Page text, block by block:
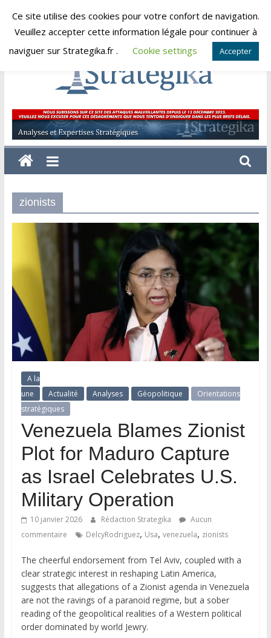
Skip
jeudi, août 6, 2026
Strategika
Expertise
et
Analyses
zionists
A la
une
Actualité Analyses Géopolitique
Orientations
stratégiques
Venezuela Blames Zionist
Plot for Maduro Capture
as Israel Celebrates U.S.
Military Operation
10 janvier 2026 Rédaction Strategika
Aucun
commentaire
DelcyRodriguez, Usa, venezuela, zionists
The cheerful endorsement from Tel Aviv, coupled with a
clear strategic interest in reshaping Latin America,
suggests that allegations of a Zionist agenda in Venezuela
are not the ravings of a paranoid regime, but a sober
reading of the geopolitical realities of a Western political
order dominated by world Jewry.
Ce site utilise des cookies pour votre confort de navigation.
Veuillez accepter cette information légale pour continuer à
naviguer sur Strategika.fr .
Cookie settings Accepter